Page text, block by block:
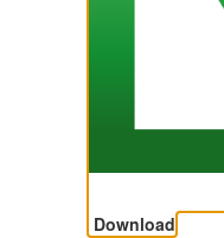
Download